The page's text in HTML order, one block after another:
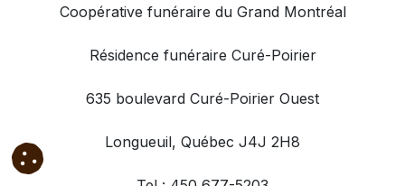
Coopérative funéraire du Grand Montréal
Résidence funéraire Curé-Poirier
635 boulevard Curé-Poirier Ouest
Longueuil, Québec J4J 2H8